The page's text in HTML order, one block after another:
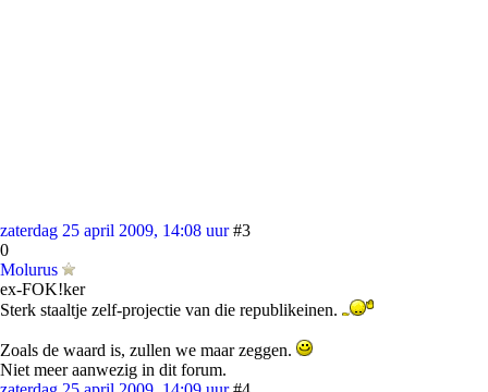
zaterdag 25 april 2009, 14:08 uur #3
0
Molurus
ex-FOK!ker
Sterk staaltje zelf-projectie van die republikeinen.
Zoals de waard is, zullen we maar zeggen.
Niet meer aanwezig in dit forum.